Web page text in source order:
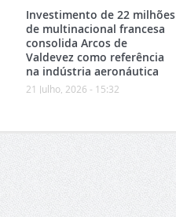
Investimento de 22 milhões
de multinacional francesa
consolida Arcos de
Valdevez como referência
na indústria aeronáutica
21 Julho, 2026 - 15:32